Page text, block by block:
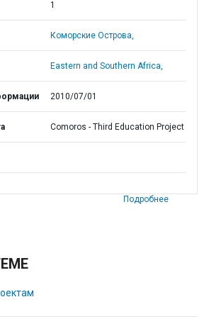
1
Коморские Острова,
Eastern and Southern Africa,
2010/07/01
Comoros - Third Education Project
Подробнее